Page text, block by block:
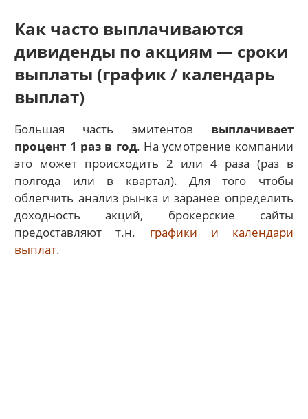
Как часто выплачиваются
дивиденды по акциям — сроки
выплаты (график / календарь
выплат)
Большая часть эмитентов выплачивает
процент 1 раз в год. На усмотрение компании
это может происходить 2 или 4 раза (раз в
полгода или в квартал). Для того чтобы
облегчить анализ рынка и заранее определить
доходность акций, брокерские сайты
предоставляют т.н. графики и календари
выплат.